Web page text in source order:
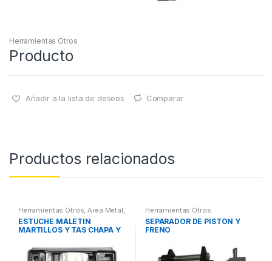
Herramientas Otros
Producto
Añadir a la lista de deseos Comparar
Productos relacionados
Herramientas Otros,Area Metal,
Roscas, Herramientas
Pintura,Maletines Herramientas,
Extractores, Compresímetros,
ESTUCHE MALETIN
MARTILLOS Y TAS CHAPA Y
Herramientas Otros
SEPARADOR DE PISTÓN Y
FRENO